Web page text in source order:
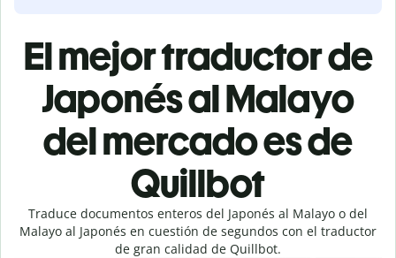
El mejor traductor de
Japonés al Malayo
del mercado es de
Quillbot
Traduce documentos enteros del Japonés al Malayo o del
Malayo al Japonés en cuestión de segundos con el traductor
de gran calidad de Quillbot.